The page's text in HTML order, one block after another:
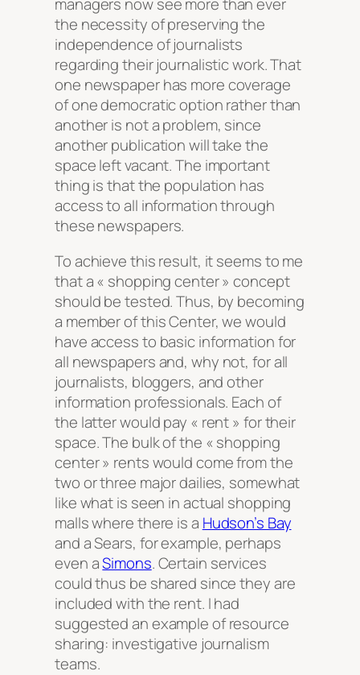
the necessity of preserving the
independence of journalists
regarding their journalistic work. That
one newspaper has more coverage
of one democratic option rather than
another is not a problem, since
another publication will take the
space left vacant. The important
thing is that the population has
access to all information through
these newspapers.
To achieve this result, it seems to me
that a « shopping center » concept
should be tested. Thus, by becoming
a member of this Center, we would
have access to basic information for
all newspapers and, why not, for all
journalists, bloggers, and other
information professionals. Each of
the latter would pay « rent » for their
space. The bulk of the « shopping
center » rents would come from the
two or three major dailies, somewhat
like what is seen in actual shopping
malls where there is a Hudson’s Bay
and a Sears, for example, perhaps
even aSimons. Certain services
could thus be shared since they are
included with the rent. I had
suggested an example of resource
sharing: investigative journalism
teams.